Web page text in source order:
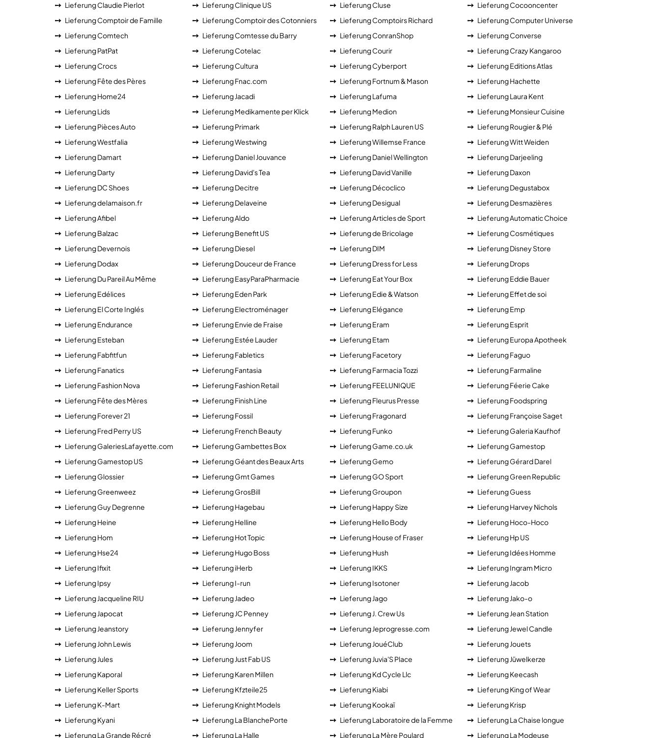
Lieferung Claudie Pierlot
Lieferung Clinique US Lieferung Cluse
Lieferung Cocooncenter
Lieferung Comptoir de Famille
Lieferung Comptoir des Cotonniers Lieferung Comptoirs Richard
Lieferung Computer Universe
Lieferung Comtech
Lieferung Comtesse du Barry Lieferung ConranShop
Lieferung Converse
Lieferung PatPat
Lieferung Cotelac Lieferung Courir
Lieferung Crazy Kangaroo
Lieferung Crocs
Lieferung Cultura Lieferung Cyberport
Lieferung Editions Atlas
Lieferung Fête des Pères
Lieferung Fnac.com Lieferung Fortnum & Mason
Lieferung Hachette
Lieferung Home24
Lieferung Jacadi Lieferung Lafuma
Lieferung Laura Kent
Lieferung Lids
Lieferung Medikamente per Klick Lieferung Medion
Lieferung Monsieur Cuisine
Lieferung Pièces Auto
Lieferung Primark Lieferung Ralph Lauren US
Lieferung Rougier & Plé
Lieferung Westfalia
Lieferung Westwing Lieferung Willemse France
Lieferung Witt Weiden
Lieferung Damart
Lieferung Daniel Jouvance Lieferung Daniel Wellington
Lieferung Darjeeling
Lieferung Darty
Lieferung David's Tea Lieferung David Vanille
Lieferung Daxon
Lieferung DC Shoes
Lieferung Decitre Lieferung Décoclico
Lieferung Degustabox
Lieferung delamaison.fr
Lieferung Delaveine Lieferung Desigual
Lieferung Desmazières
Lieferung Afibel
Lieferung Aldo Lieferung Articles de Sport
Lieferung Automatic Choice
Lieferung Balzac
Lieferung Benefit US Lieferung de Bricolage
Lieferung Cosmétiques
Lieferung Devernois
Lieferung Diesel Lieferung DIM
Lieferung Disney Store
Lieferung Dodax
Lieferung Douceur de France Lieferung Dress for Less
Lieferung Drops
Lieferung Du Pareil Au Même
Lieferung EasyParaPharmacie Lieferung Eat Your Box
Lieferung Eddie Bauer
Lieferung Edélices
Lieferung Eden Park Lieferung Edie & Watson
Lieferung Effet de soi
Lieferung El Corte Inglés
Lieferung Electroménager Lieferung Elégance
Lieferung Emp
Lieferung Endurance
Lieferung Envie de Fraise Lieferung Eram
Lieferung Esprit
Lieferung Esteban
Lieferung Estée Lauder Lieferung Etam
Lieferung Europa Apotheek
Lieferung Fabfitfun
Lieferung Fabletics Lieferung Facetory
Lieferung Faguo
Lieferung Fanatics
Lieferung Fantasia Lieferung Farmacia Tozzi
Lieferung Farmaline
Lieferung Fashion Nova
Lieferung Fashion Retail Lieferung FEELUNIQUE
Lieferung Féerie Cake
Lieferung Fête des Mères
Lieferung Finish Line Lieferung Fleurus Presse
Lieferung Foodspring
Lieferung Forever 21
Lieferung Fossil Lieferung Fragonard
Lieferung Françoise Saget
Lieferung Fred Perry US
Lieferung French Beauty Lieferung Funko
Lieferung Galeria Kaufhof
Lieferung GaleriesLafayette.com
Lieferung Gambettes Box Lieferung Game.co.uk
Lieferung Gamestop
Lieferung Gamestop US
Lieferung Géant des Beaux Arts Lieferung Gemo
Lieferung Gérard Darel
Lieferung Glossier
Lieferung Gmt Games Lieferung GO Sport
Lieferung Green Republic
Lieferung Greenweez
Lieferung GrosBill Lieferung Groupon
Lieferung Guess
Lieferung Guy Degrenne
Lieferung Hagebau Lieferung Happy Size
Lieferung Harvey Nichols
Lieferung Heine
Lieferung Helline Lieferung Hello Body
Lieferung Hoco-Hoco
Lieferung Hom
Lieferung Hot Topic Lieferung House of Fraser
Lieferung Hp US
Lieferung Hse24
Lieferung Hugo Boss Lieferung Hush
Lieferung Idées Homme
Lieferung Ifixit
Lieferung iHerb Lieferung IKKS
Lieferung Ingram Micro
Lieferung Ipsy
Lieferung I-run Lieferung Isotoner
Lieferung Jacob
Lieferung Jacqueline RIU
Lieferung Jadeo Lieferung Jago
Lieferung Jako-o
Lieferung Japocat
Lieferung JC Penney Lieferung J. Crew Us
Lieferung Jean Station
Lieferung Jeanstory
Lieferung Jennyfer Lieferung Jeprogresse.com
Lieferung Jewel Candle
Lieferung John Lewis
Lieferung Joom Lieferung JouéClub
Lieferung Jouets
Lieferung Jules
Lieferung Just Fab US Lieferung Juvia'S Place
Lieferung Jüwelkerze
Lieferung Kaporal
Lieferung Karen Millen Lieferung Kd Cycle Llc
Lieferung Keecash
Lieferung Keller Sports
Lieferung Kfzteile25 Lieferung Kiabi
Lieferung King of Wear
Lieferung K-Mart
Lieferung Knight Models Lieferung Kookaï
Lieferung Krisp
Lieferung Kyani
Lieferung La BlanchePorte Lieferung Laboratoire de la Femme
Lieferung La Chaise longue
Lieferung La Grande Récré
Lieferung La Halle Lieferung La Mère Poulard Lieferung La Modeuse